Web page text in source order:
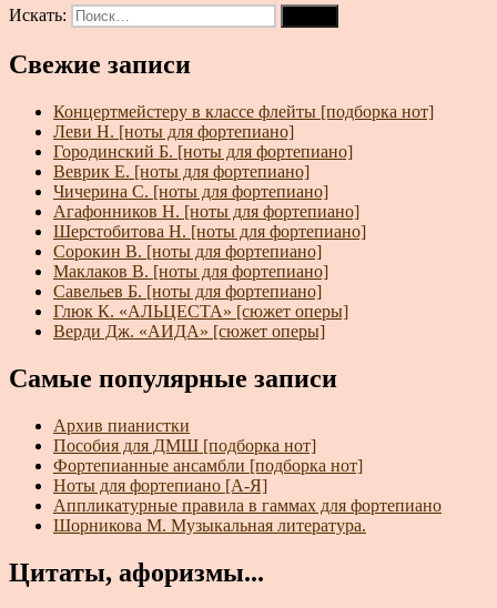
Искать:
Свежие записи
Концертмейстеру в классе флейты [подборка нот]
Леви Н. [ноты для фортепиано]
Городинский Б. [ноты для фортепиано]
Веврик Е. [ноты для фортепиано]
Чичерина С. [ноты для фортепиано]
Агафонников Н. [ноты для фортепиано]
Шерстобитова Н. [ноты для фортепиано]
Сорокин В. [ноты для фортепиано]
Маклаков В. [ноты для фортепиано]
Савельев Б. [ноты для фортепиано]
Глюк К. «АЛЬЦЕСТА» [сюжет оперы]
Верди Дж. «АИДА» [сюжет оперы]
Самые популярные записи
Архив пианистки
Пособия для ДМШ [подборка нот]
Фортепианные ансамбли [подборка нот]
Ноты для фортепиано [А-Я]
Аппликатурные правила в гаммах для фортепиано
Шорникова М. Музыкальная литература.
Цитаты, афоризмы...